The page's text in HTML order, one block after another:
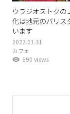
ウラジオストクの
化は地元のバリス
います
2022.01.31
カフェ
690 views